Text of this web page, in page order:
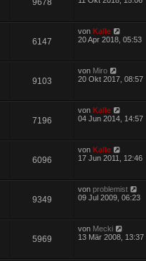
6147
vonKalle
20 Apr 2018, 05:53
9103
von Miro
20 Okt 2017, 08:57
7196
vonKalle
04 Jun 2014, 14:57
6096
vonKalle
17 Jun 2011, 12:46
9349
vonproblemist
09 Jul 2009, 06:23
5969
von Mecki
13 Mär 2008, 13:37